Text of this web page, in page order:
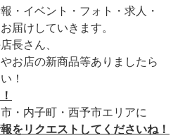
・イベント・フォト・求人・
届けしていきます。
長さん、
お店の新商品等ありましたら
！
・内子町・西予市エリアに
をリクエストしてくださいね！